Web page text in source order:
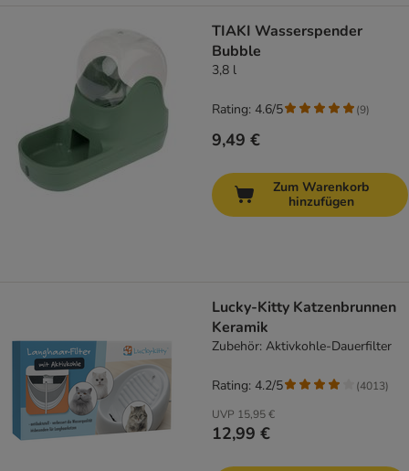
TIAKI Wasserspender
Bubble
3,8 l
9,49 €
Rating: 4.6/5 (9)
Zum Warenkorb
hinzufügen
Lucky-Kitty Katzenbrunnen
Keramik
Zubehör: Aktivkohle-Dauerfilter
UVP 15,95 €
12,99 €
Rating: 4.2/5 (4013)